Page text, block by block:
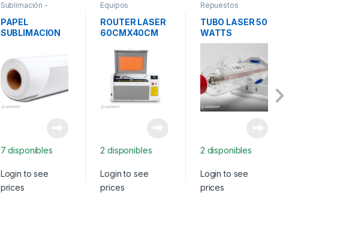
Sublimación -
PAPEL
SUBLIMACION
7 disponibles
Login to see
prices
Equipos
ROUTER LASER
60CMX40CM
2 disponibles
Login to see
prices
Repuestos
TUBO LASER 50
WATTS
2 disponibles
Login to see
prices